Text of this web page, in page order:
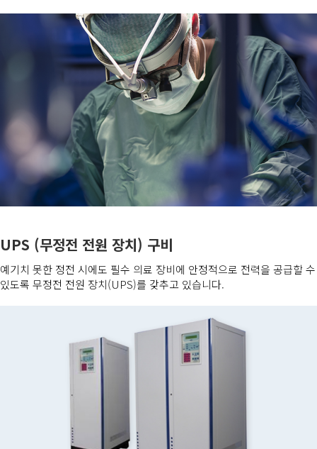
UPS (무정전 전원 장치) 구비
예기치 못한 정전 시에도 필수 의료 장비에 안정적으로 전력을 공급할 수
있도록 무정전 전원 장치(UPS)를 갖추고 있습니다.